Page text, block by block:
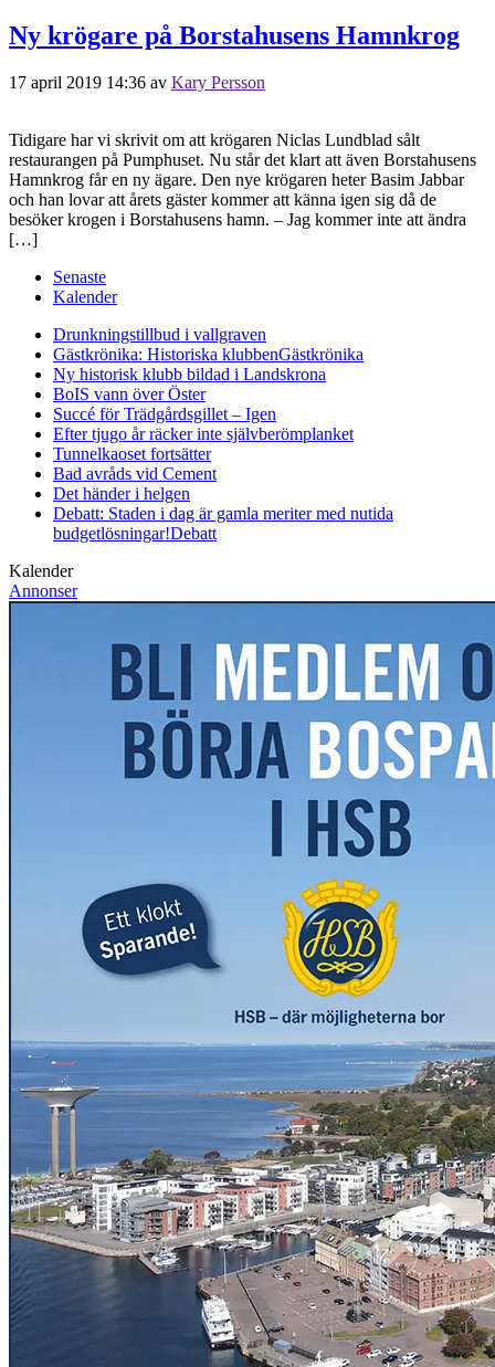
Ny krögare på Borstahusens Hamnkrog
17 april 2019 14:36 av Kary Persson
Tidigare har vi skrivit om att krögaren Niclas Lundblad sålt
restaurangen på Pumphuset. Nu står det klart att även Borstahusens
Hamnkrog får en ny ägare. Den nye krögaren heter Basim Jabbar
och han lovar att årets gäster kommer att känna igen sig då de
besöker krogen i Borstahusens hamn. – Jag kommer inte att ändra
[…]
Senaste
Kalender
Drunkningstillbud i vallgraven
Gästkrönika: Historiska klubbenGästkrönika
Ny historisk klubb bildad i Landskrona
BoIS vann över Öster
Succé för Trädgårdsgillet – Igen
Efter tjugo år räcker inte självberömplanket
Tunnelkaoset fortsätter
Bad avråds vid Cement
Det händer i helgen
Debatt: Staden i dag är gamla meriter med nutida
budgetlösningar!Debatt
Kalender
Annonser